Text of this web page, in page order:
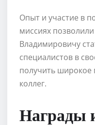
Опыт и участие в
миссиях
Владимировичу
специалистов в
получить широкое
коллег.
Награды